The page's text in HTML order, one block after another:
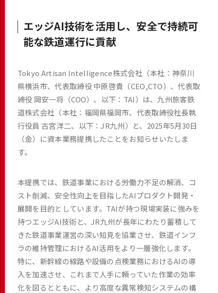
エッジAI技術を活用し、安全で持続可
能な鉄道運行に貢献
Tokyo Artisan Intelligence株式会社（本社：神奈川
県横浜市、代表取締役 中原啓貴（CEO,CTO）、代表取
締役 岡安一将（COO）、以下：TAI）は、九州旅客鉄
道株式会社（本社：福岡県福岡市、代表取締役社長執
行役員 古宮洋二、以下：JR九州）と、2025年5月30日
（金）に資本業務提携したことをお知らせいたしま
す。
本提携では、鉄道事業における労働力不足の解消、コ
スト削減、安全性向上を目指したAIプロダクト開発・
展開を目的としています。TAIが持つ現場実装に強みを
持つエッジAI技術と、JR九州が長年にわたり蓄積して
きた鉄道事業運営の深い知見を協業させ、鉄道インフ
ラの維持管理におけるAI活用をより一層強化します。
特に、新幹線の線路や設備の点検業務におけるAIの導
入を加速させ、これまで人手に頼っていた作業の効率
化を図るとともに、より高度な異常検知システムの構